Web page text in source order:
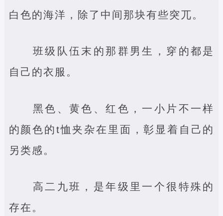
白色的海洋，除了中间那块有些突兀。
班级队伍末的那群男生，穿的都是
自己的衣服。
黑色、黄色、红色，一小片不一样
的颜色的t恤夹杂在里面，彰显着自己的
另类感。
高二九班，是年级里一个很特殊的
存在。